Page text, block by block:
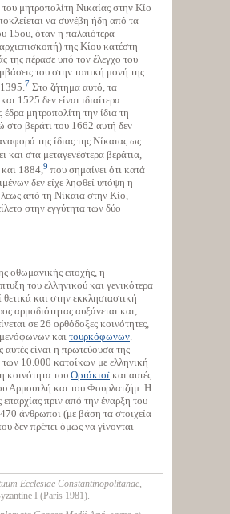
μητροπολίτη Νικαίας στην Κίο
να συνέβη ήδη από τα
15ου, όταν η παλαιότερα
της Κίου κατέστη
της πέρασε υπό τον έλεγχο του
του στην τοπική μονή της
7 Στο ζήτημα αυτό, τα
1525 δεν είναι ιδιαίτερα
μητροπολίτη την ίδια τη
βεράτι του 1662 αυτή δεν
της ίδιας της Νίκαιας ως
και στα μεταγενέστερα βεράτια,
1884, 9 που σημαίνει ότι κατά
δεν είχε ληφθεί υπόψη η
από τη Νίκαια στην Κίο,
στην εγγύτητα των δύο
οθωμανικής εποχής, η
του ελληνικού και γενικότερα
θετικά και στην εκκλησιαστική
αρμοδιότητας αυξάνεται και,
σε 26 ορθόδοξες κοινότητες,
και τουρκόφωνων
αυτές είναι η πρωτεύουσα της
των 10.000 κατοίκων με ελληνική
κοινότητα του Ορτάκιοϊ και αυτές
Αρμουτλή και του Φουρλατζήμ. Η
πριν από την έναρξη του
άνθρωποι (με βάση τα στοιχεία
δεν πρέπει όμως να γίνονται
Ecclesiae Constantinopolitanae,
I (Paris 1981).